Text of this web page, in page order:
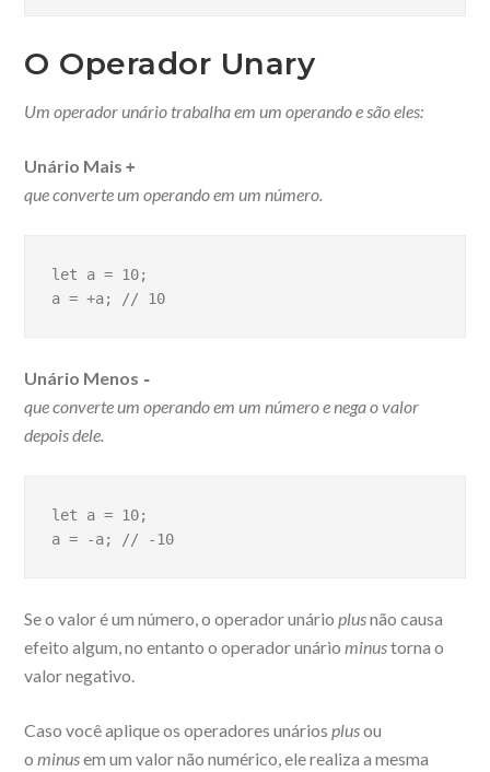
O Operador Unary
Um operador unário trabalha em um operando e são eles:
Unário Mais+
que converte um operando em um número.
let a = 10;
a = +a; // 10
Unário Menos -
que converte um operando em um número e nega o valor
depois dele.
let a = 10;
a = -a; // -10
Se o valor é um número, o operador unário plusnão causa
efeito algum, no entanto o operador unário minustorna o
valor negativo.
Caso você aplique os operadores unários plusou
o minusem um valor não numérico, ele realiza a mesma